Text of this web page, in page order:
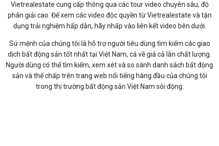
Vietrealestate cung cấp thông qua các tour video chuyên sâu, độ
phân giải cao. Để xem các video độc quyền từ Vietrealestate và tận
dụng trải nghiệm hấp dẫn, hãy nhấp vào liên kết video bên dưới.
Sứ mệnh của chúng tôi là hỗ trợ người tiêu dùng tìm kiếm các giao
dịch bất động sản tốt nhất tại Việt Nam, cả về giá cả lẫn chất lượng.
Người dùng có thể tìm kiếm, xem xét và so sánh danh sách bất động
sản và thế chấp trên trang web nổi tiếng hàng đầu của chúng tôi
trong thị trường bất động sản Việt Nam sôi động.